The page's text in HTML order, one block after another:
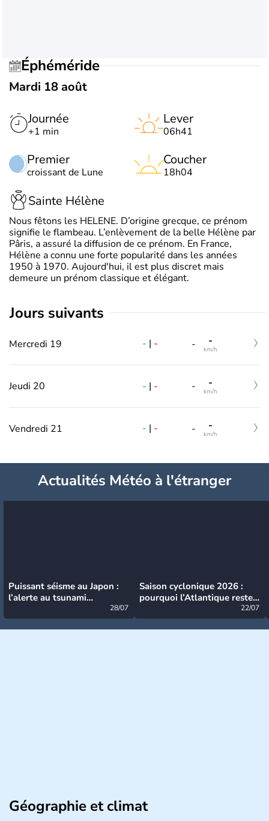
Éphéméride
Mardi 18 août
Journée
+1 min
Premier
croissant de Lune
Lever
06h41
Coucher
18h04
Sainte Hélène
Nous fêtons les HELENE. D’origine grecque, ce prénom
signifie le flambeau. L’enlèvement de la belle Hélène par
Pâris, a assuré la diffusion de ce prénom. En France,
Hélène a connu une forte popularité dans les années
1950 à 1970. Aujourd'hui, il est plus discret mais
demeure un prénom classique et élégant.
jours suivants
Mercredi 19 - | - - -
km/h
Jeudi 20 - | - - -
km/h
Vendredi 21 - | - - -
km/h
Actualités Météo à l'étranger
Puissant séisme au Japon :
l’alerte au tsunami
28/07
Saison cyclonique 2026 :
pourquoi l’Atlantique reste
22/07
Géographie et climat